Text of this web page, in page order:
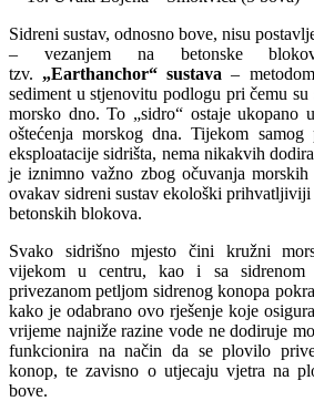
Sidreni sustav, odnosno bove, nisu
– vezanjem na betonske
tzv. „Earthanchor“ sustava –
sediment u stjenovitu podlogu pri čemu
morsko dno. To „sidro“ ostaje ukopano
oštećenja morskog dna. Tijekom
eksploatacije sidrišta, nema nikakvih
je iznimno važno zbog očuvanja
ovakav sidreni sustav ekološki prihvatljiviji
betonskih blokova.
Svako sidrišno mjesto čini kružni
vijekom u centru, kao i sa sidrenom
privezanom petljom sidrenog konopa
kako je odabrano ovo rješenje koje
vrijeme najniže razine vode ne dodiruje
funkcionira na način da se plovilo
konop, te zavisno o utjecaju vjetra na
bove.